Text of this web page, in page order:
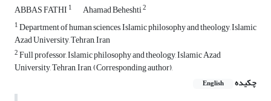
ABBAS FATHI 1 Ahamad Beheshti2
1Department of human sciences, Islamic philosophy and theology, Islamic
Azad University, Tehran, Iran
2Full professor, Islamic philosophy and theology, Islamic Azad
University, Tehran, Iran, (Corresponding author),
چکیده
English